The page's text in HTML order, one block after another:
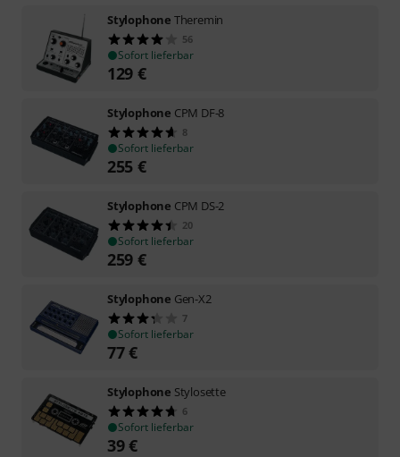
Stylophone Theremin
56
Sofort lieferbar
129 €
Stylophone CPM DF-8
8
Sofort lieferbar
255 €
Stylophone CPM DS-2
20
Sofort lieferbar
259 €
Stylophone Gen-X2
7
Sofort lieferbar
77€
Stylophone Stylosette
6
Sofort lieferbar
39€